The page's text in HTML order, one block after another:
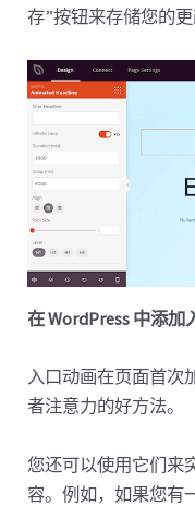
存”按钮来存储您的更
在 WordPress 中添加
入口动画在页面首次
者注意力的好方法。
您还可以使用它们来
容。例如，如果您有